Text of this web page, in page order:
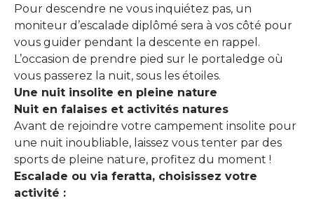
Pour descendre ne vous inquiétez pas, un
moniteur d’escalade diplômé sera à vos côté pour
vous guider pendant la descente en rappel.
L’occasion de prendre pied sur le portaledge où
vous passerez la nuit, sous les étoiles.
Une nuit insolite en pleine nature
Nuit en falaises et activités natures
Avant de rejoindre votre campement insolite pour
une nuit inoubliable, laissez vous tenter par des
sports de pleine nature, profitez du moment !
Escalade ou via feratta, choisissez votre
activité :